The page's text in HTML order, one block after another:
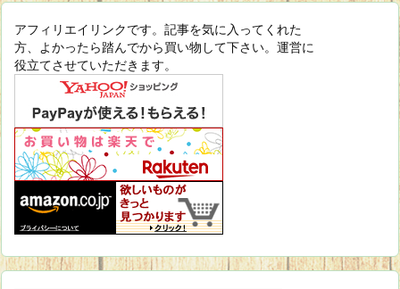
アフィリエイリンクです。記事を気に入ってくれた
方、よかったら踏んでから買い物して下さい。運営に
役立てさせていただきます。